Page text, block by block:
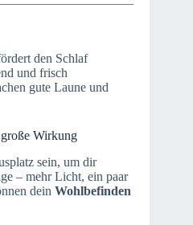
den Schlaf
und frisch
gute Laune und
Wirkung
sein, um dir
– mehr Licht, ein paar
dein Wohlbefinden